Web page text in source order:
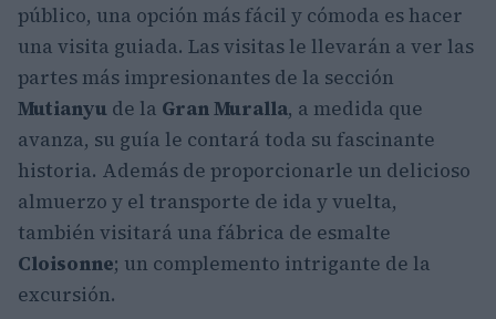
público, una opción más fácil y cómoda es hacer
una visita guiada. Las visitas le llevarán a ver las
partes más impresionantes de la sección
Mutianyu de la Gran Muralla, a medida que
avanza, su guía le contará toda su fascinante
historia. Además de proporcionarle un delicioso
almuerzo y el transporte de ida y vuelta,
también visitará una fábrica de esmalte
Cloisonne; un complemento intrigante de la
excursión.